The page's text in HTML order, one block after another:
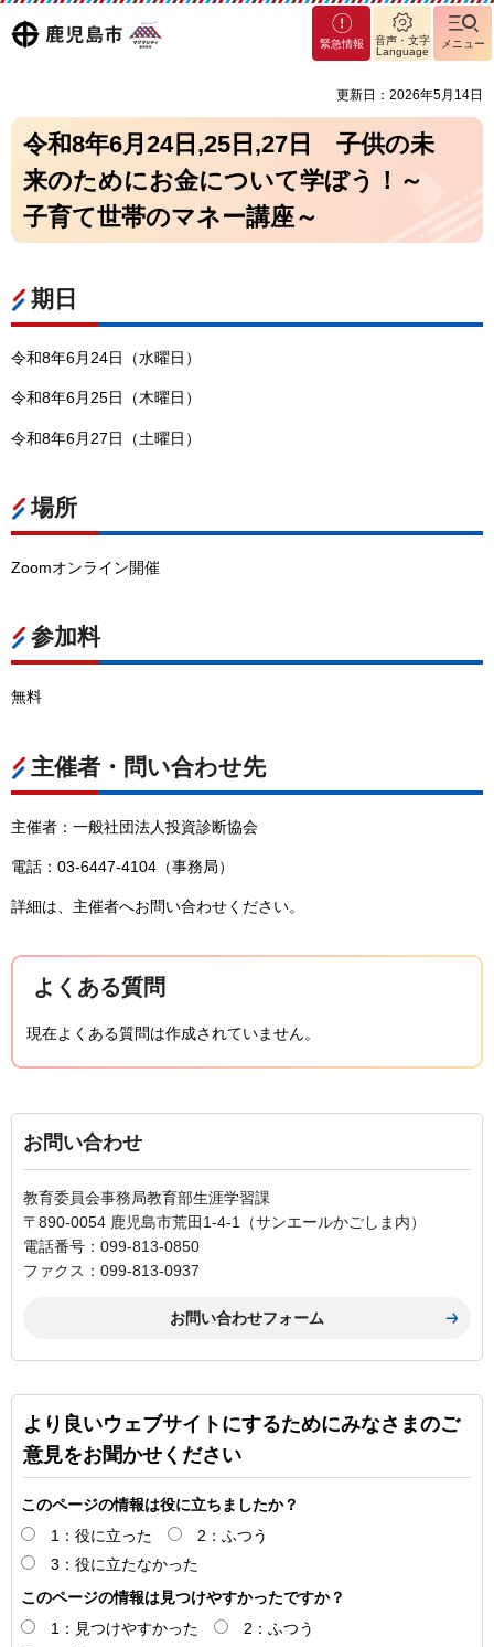
鹿児島
マグ
マシ
緊急情報
音声・文字
Language
メニュー
更新日：2026年5月14日
令和8年6月24日,25日,27日
子供の未
来のためにお金について学ぼう！～
子育て世帯のマネー講座～
期日
令和8年6月24日（水曜日）
令和8年6月25日（木曜日）
令和8年6月27日（土曜日）
場所
Zoomオンライン開催
参加料
無料
主催者・問い合わせ先
主催者：一般社団法人投資診断協会
電話：03-6447-4104（事務局）
詳細は、主催者へお問い合わせください。
よくある質問
現在よくある質問は作成されていません。
お問い合わせ
教育委員会事務局教育部生涯学習課
〒890-0054 鹿児島市荒田1-4-1（サンエールかごしま内）
電話番号：099-813-0850
ファクス：099-813-0937
より良いウェブサイトにするためにみなさまのご
意見をお聞かせください
このページの情報は役に立ちましたか？
1：役に立った
2：ふつう
3：役に立たなかった
このページの情報は見つけやすかったですか？
1：見つけやすかった
2：ふつう